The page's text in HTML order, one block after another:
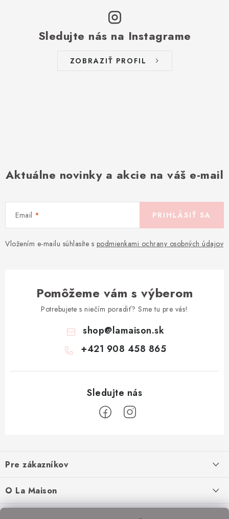
Sledujte nás na Instagrame
ZOBRAZIŤ PROFIL
Aktuálne novinky a akcie na váš e-mail
Email
Vložením e-mailu súhlasíte s podmienkami ochrany osobných údajov
PRIHLÁSIŤ SA
Pomôžeme vám s výberom
Potrebujete s niečím poradiť? Sme tu pre vás!
shop@lamaison.sk
+421 908 458 865
p
ä
i
Pre zákazníkov
Doprava a platba
O La Maison
O nás